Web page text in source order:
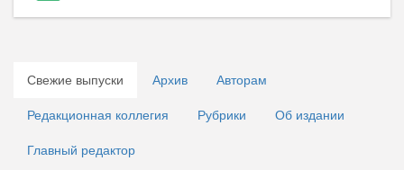
Свежие выпуски Архив Авторам
Редакционная коллегия Рубрики Об издании
Главный редактор